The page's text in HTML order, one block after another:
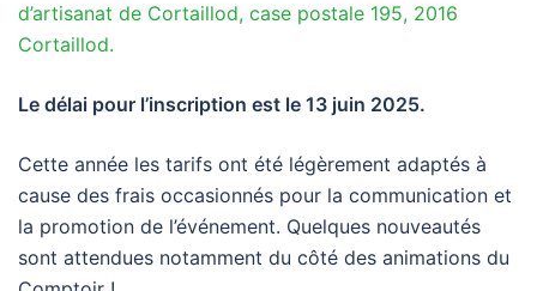
d’artisanat de Cortaillod, case postale 195, 2016
Cortaillod.
Le délai pour l’inscription est le 13 juin 2025.
Cette année les tarifs ont été légèrement adaptés à
cause des frais occasionnés pour la communication et
la promotion de l’événement. Quelques nouveautés
sont attendues notamment du côté des animations du